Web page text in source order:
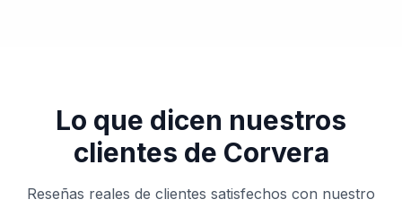
Lo que dicen nuestros
clientes de Corvera
Reseñas reales de clientes satisfechos con nuestro